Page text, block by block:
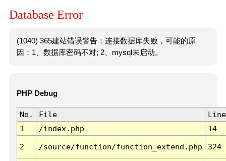
Database Error
(1040) 365建站错误警告：连接数据库失败，可能的原
因：1、数据库密码不对; 2、mysql未启动。
PHP Debug
No. File
Line
1
/index.php 14
2 /source/function/function_extend.php 324